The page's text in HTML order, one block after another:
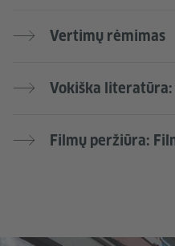
Vertimų rėmimas
Vokiška
Filmų peržiūra: